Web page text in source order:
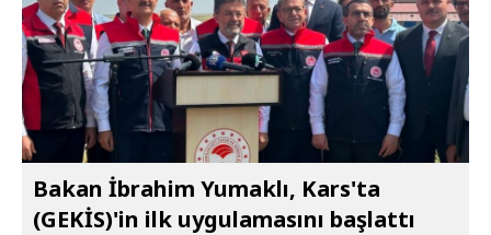
Bakan İbrahim Yumaklı, Kars'ta
(GEKİS)'in ilk uygulamasını başlattı